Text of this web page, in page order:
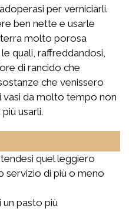
per verniciarli.
ben nette e usarle
molto porosa
quali, raffreddandosi,
di rancido che
che venissero
vasi da molto tempo non
usarli.
quel leggiero
servizio di più o meno
un pasto più